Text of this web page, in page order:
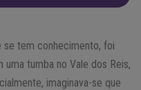
se tem conhecimento, foi
tumba no Vale dos Reis,
imaginava-se que